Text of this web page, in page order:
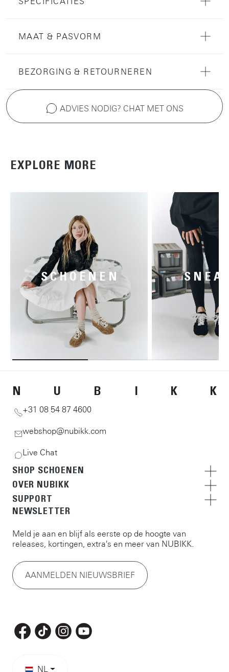
MAAT & PASVORM
BEZORGING & RETOURNEREN
ADVIES NODIG? CHAT MET ONS
EXPLORE MORE
SCHOENEN
N U B I K K
+31 08 54 87 4600
webshop@nubikk.com
Live Chat
SHOP SCHOENEN
OVER NUBIKK
SUPPORT
NEWSLETTER
Meld je aan en blijf als eerste op de hoogte van
releases, kortingen, extra's en meer van NUBIKK.
AANMELDEN NIEUWSBRIEF
NL